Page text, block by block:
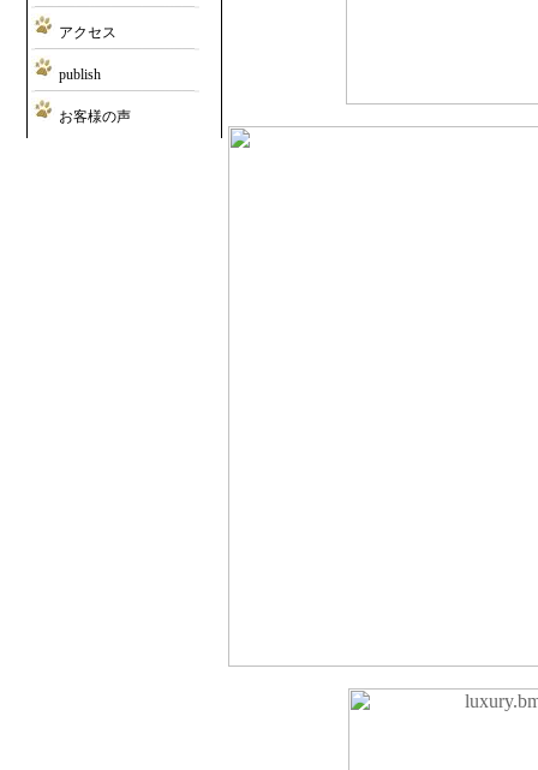
アクセス
publish
お客様の声